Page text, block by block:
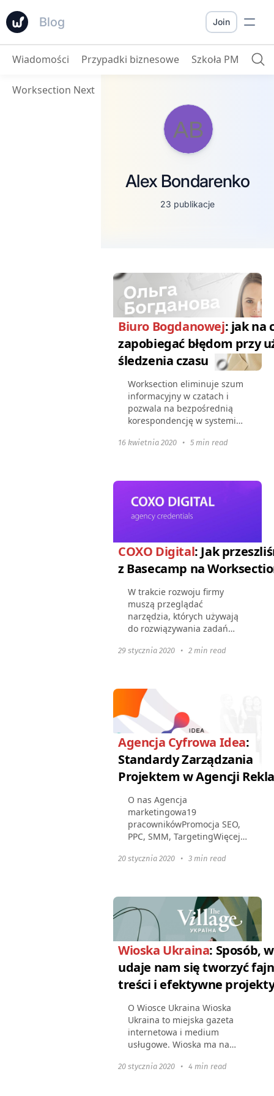
Blog Join
Wiadomości Przypadki biznesowe Szkoła PM
Worksection Next
AB
Alex Bondarenko
23 publikacje
Biuro Bogdanowej: jak na
zapobiegać błędom przy
śledzenia czasu
Worksection eliminuje szum
informacyjny w czatach i
pozwala na bezpośrednią
korespondencję w systemie.
myśli ludzi zawsze pozostaje
16 kwietnia 2020 • 5 min read
COXO Digital: Jak
z Basecamp na
W trakcie rozwoju firmy
muszą przeglądać
narzędzia, których używają
do rozwiązywania zadań
zarządzania projektami
Alexander Kaydannik...
29 stycznia 2020 • 2 min read
Agencja Cyfrowa Idea:
Standardy Zarządzania
Projektem w Agencji
O nas Agencja
marketingowa19
pracownikówPromocja SEO,
PPC, SMM, TargetingWięcej
90 pomyślnie
współzałożycielka i dyrektor
marketingu...
20 stycznia 2020 • 3 min read
Wioska Ukraina: Sposób,
udaje nam się tworzyć
treści i efektywne
O Wiosce Ukraina Wioska
Ukraina to miejska gazeta
internetowa i medium
usługowe. Wioska ma na
które podkreślają
20 stycznia 2020 • 4 min read